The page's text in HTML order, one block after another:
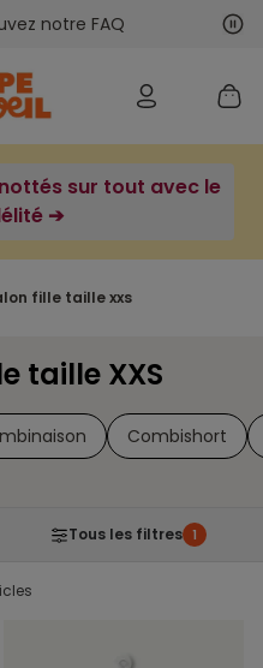
notre FAQ
sur tout avec le
➔
fille taille xxs
taille XXS
Combishort
Tous les filtres 1